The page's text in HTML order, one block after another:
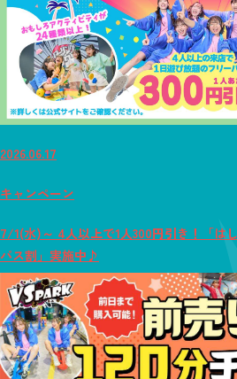
2026.06.17
キャンペーン
7/1(水)～ 4人以上で1人300円引き！「は
パス割」実施中♪